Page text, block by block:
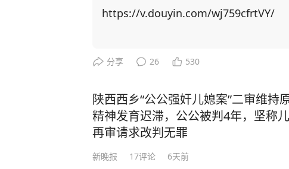
博弈找筹码，居然把矛头指向了中国留学生身上！ 美国以中国留学生
更加激发中国的爆发力！ 举例，CNN主持人曾询问科技禁令是否 “以一种奇怪的方式
方面全速前进。” 面对美国芯片封锁，中国3年实现半导体设备国产化率从12%跃至3
5%；稀土加工产能占全球90%，一纸出
路”合作、RCEP贸易圈扩容，更让中国在全球经
压：中国无人机成本只有美国的1%，
让美军司令直呼“没法比”。 而我国如今之所以有这样的底气，就是因为有人才的支
https://v.douyin.com/wj759cfrtVY/
分享 26 530
陕西西乡“公公强奸儿媳案”二审维持
精神发育迟滞，公公被判4年，坚称
再审请求改判无罪
新晚报 17评论 6天前